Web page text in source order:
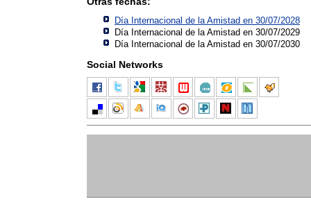
Día Internacional de la Amistad en 30/07/2028
Día Internacional de la Amistad en 30/07/2029
Día Internacional de la Amistad en 30/07/2030
Social Networks